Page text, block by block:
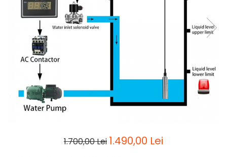
1.700,00 Lei 1.490,00 Lei